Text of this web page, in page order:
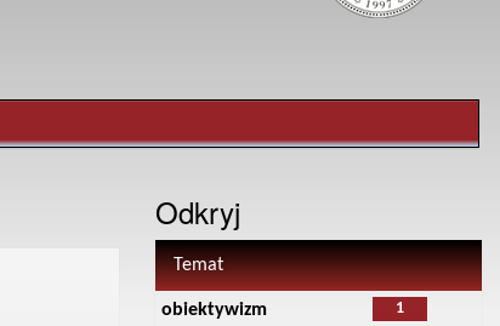
Odkryj
Temat
1
obiektywizm